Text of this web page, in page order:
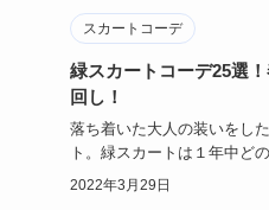
スカートコーデ
緑スカートコーデ25選
回し！
落ち着いた大人の装いをし
ト。緑スカートは１年中ど
すく、１枚あると…
2022年3月29日